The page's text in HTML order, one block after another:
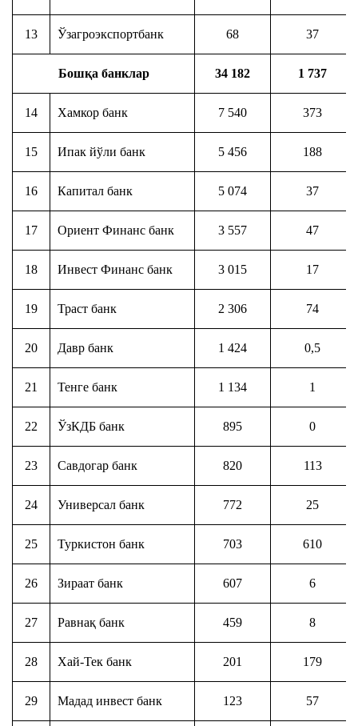
13 Ўзагроэкспортбанк 68 37
Бошқа банклар 34 182 1 737
14 Хамкор банк 7 540 373
15 Ипак йўли банк 5 456 188
16 Капитал банк 5 074 37
17 Ориент Финанс банк 3 557 47
18 Инвест Финанс банк 3 015 17
19 Траст банк 2 306 74
20 Давр банк 1 424 0,5
21 Тенге банк 1 134 1
22 ЎзКДБ банк 895 0
23 Савдогар банк 820 113
24 Универсал банк 772 25
25 Туркистон банк 703 610
26 Зираат банк 607 6
27 Равнақ банк 459 8
28 Хай-Тек банк 201 179
29 Мадад инвест банк 123 57